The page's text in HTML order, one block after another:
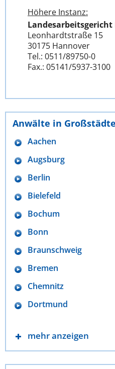
Höhere Instanz:
Landesarbeitsgericht
Leonhardtstraße 15
30175 Hannover
Tel.: 0511/89750-0
Fax.: 05141/5937-3100
Anwälte in
Aachen
Augsburg
Berlin
Bielefeld
Bochum
Bonn
Braunschweig
Bremen
Chemnitz
Dortmund
mehr anzeigen